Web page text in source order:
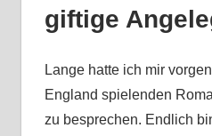
giftige
Lange hatte ich mir
England spielenden
zu besprechen. Endlich